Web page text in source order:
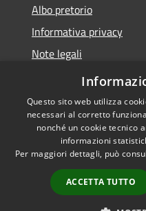
Albo pretorio
Informativa privacy
Note legali
Dichiarazione di
Accessibilità
Questo sito web utilizza
necessari al corretto
nonché un cookie tecnico
informazioni
Per maggiori dettagli, può
ACCETTA TUTTO